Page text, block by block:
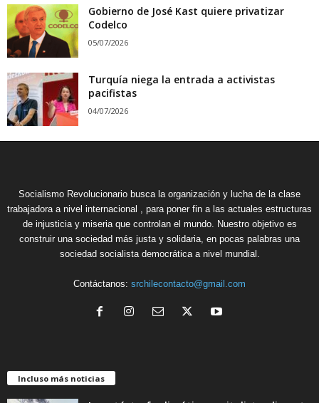
Gobierno de José Kast quiere privatizar
Codelco
05/07/2026
Turquía niega la entrada a activistas
pacifistas
04/07/2026
Socialismo Revolucionario busca la organización y lucha de la clase
trabajadora a nivel internacional , para poner fin a las actuales estructuras
de injusticia y miseria que controlan el mundo. Nuestro objetivo es
construir una sociedad más justa y solidaria, en pocas palabras una
sociedad socialista democrática a nivel mundial.
Contáctanos: srchilecontacto@gmail.com
Incluso más noticias